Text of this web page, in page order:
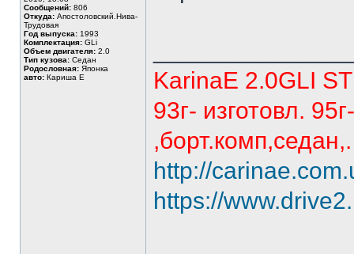
Сообщений: 806
Откуда: Апостоловский.Нива-
Трудовая
Год выпуска: 1993
Комплектация: GLi
Объем двигателя: 2.0
Тип кузова: Седан
Родословная: Японка
авто: Кариша Е
KarinaE 2.0GLI
93г- изготовл.
,борт.комп,седан,.
http://
https://